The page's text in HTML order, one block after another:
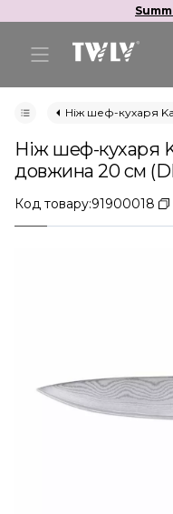
Ніж шеф-кухаря Kai
Ніж шеф-кухаря
довжина 20 см
Код товару:91900018